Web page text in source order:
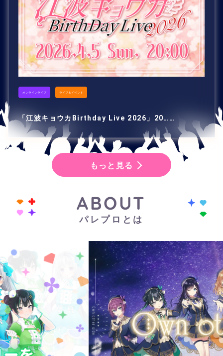
オンラインライブ ライブ＆イベント
「江波キョウカBirthday Live 2026」20……
もっと見る
ABOUT
パレプロとは